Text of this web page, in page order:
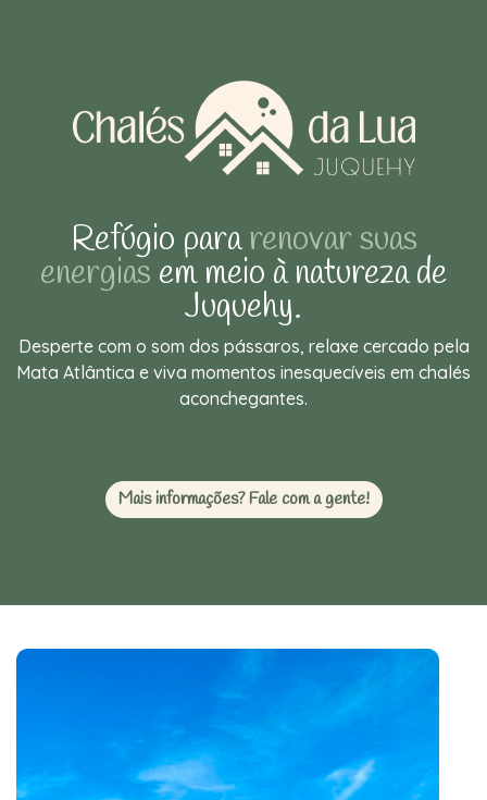
Refúgio pararenovar suas
energias em meio à natureza de
Juquehy.
Desperte com o som dos pássaros, relaxe cercado pela
Mata Atlântica e viva momentos inesquecíveis em chalés
aconchegantes.
Mais informações? Fale com a gente!